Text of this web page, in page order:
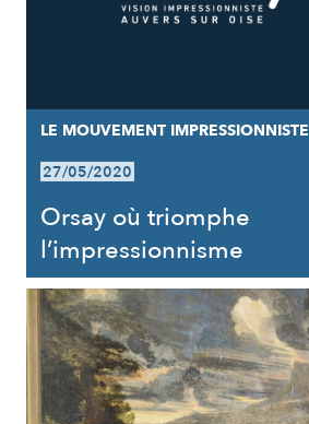
LE MOUVEMENT IMPRESSIONNISTE
27/05/2020
Orsay où triomphe
l’impressionnisme